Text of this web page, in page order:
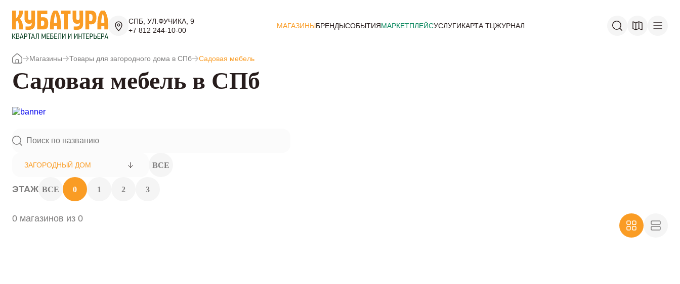
СПБ, УЛ.ФУЧИКА, 9
+7 812 244-10-00
МАГАЗИНЫБРЕНДЫСОБЫТИЯМАРКЕТПЛЕЙСУСЛУГИКАРТА ТЦЖУРНАЛ
Магазины Товары для загородного дома в СПб Садовая мебель
Садовая мебель в СПб
ЗАГОРОДНЫЙ ДОМ ВСЕ
ЭТАЖ ВСЕ 0 1 2 3
0 магазинов из 0